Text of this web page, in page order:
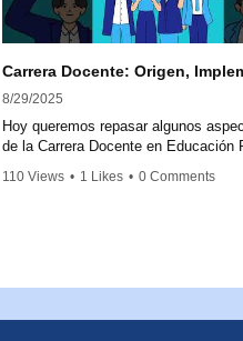
8/29/2025
Hoy queremos repasar algunos
de la Carrera Docente en Educación
educadoras y educadores,
110 Views • 1 Likes • 0 Comments